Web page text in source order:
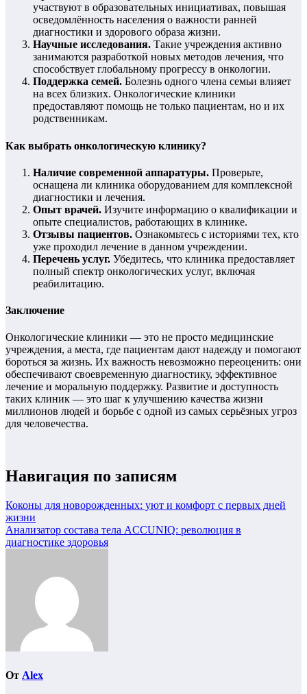
участвуют в образовательных инициативах, повышая
осведомлённость населения о важности ранней
диагностики и здорового образа жизни.
Научные исследования. Такие учреждения активно
занимаются разработкой новых методов лечения, что
способствует глобальному прогрессу в онкологии.
Поддержка семей. Болезнь одного члена семьи влияет
на всех близких. Онкологические клиники
предоставляют помощь не только пациентам, но и их
родственникам.
Как выбрать онкологическую клинику?
Наличие современной аппаратуры. Проверьте,
оснащена ли клиника оборудованием для комплексной
диагностики и лечения.
Опыт врачей. Изучите информацию о квалификации и
опыте специалистов, работающих в клинике.
Отзывы пациентов. Ознакомьтесь с историями тех, кто
уже проходил лечение в данном учреждении.
Перечень услуг. Убедитесь, что клиника предоставляет
полный спектр онкологических услуг, включая
реабилитацию.
Заключение
Онкологические клиники — это не просто медицинские
учреждения, а места, где пациентам дают надежду и помогают
бороться за жизнь. Их важность невозможно переоценить: они
обеспечивают своевременную диагностику, эффективное
лечение и моральную поддержку. Развитие и доступность
таких клиник — это шаг к улучшению качества жизни
миллионов людей и борьбе с одной из самых серьёзных угроз
для человечества.
Навигация по записям
Коконы для новорожденных: уют и комфорт с первых дней
жизни
Анализатор состава тела ACCUNIQ: революция в
диагностике здоровья
От Alex